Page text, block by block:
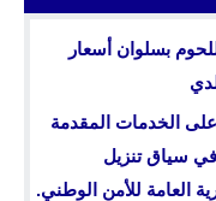
بسلوان أسعار
الخدمات المقدمة
في سياق تنزيل
العامة للأمن الوطني.